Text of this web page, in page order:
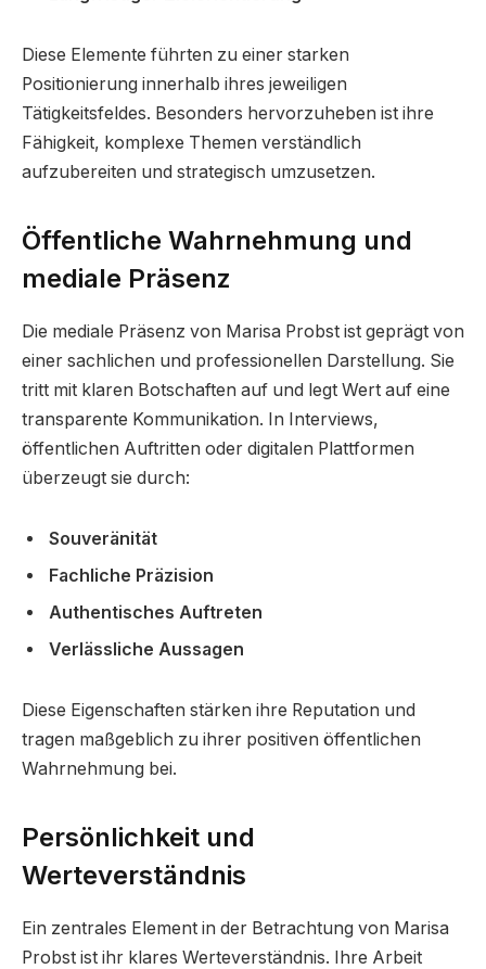
Diese Elemente führten zu einer starken
Positionierung innerhalb ihres jeweiligen
Tätigkeitsfeldes. Besonders hervorzuheben ist ihre
Fähigkeit, komplexe Themen verständlich
aufzubereiten und strategisch umzusetzen.
Öffentliche Wahrnehmung und
mediale Präsenz
Die mediale Präsenz von Marisa Probst ist geprägt von
einer sachlichen und professionellen Darstellung. Sie
tritt mit klaren Botschaften auf und legt Wert auf eine
transparente Kommunikation. In Interviews,
öffentlichen Auftritten oder digitalen Plattformen
überzeugt sie durch:
Souveränität
Fachliche Präzision
Authentisches Auftreten
Verlässliche Aussagen
Diese Eigenschaften stärken ihre Reputation und
tragen maßgeblich zu ihrer positiven öffentlichen
Wahrnehmung bei.
Persönlichkeit und
Werteverständnis
Ein zentrales Element in der Betrachtung von Marisa
Probst ist ihr klares Werteverständnis. Ihre Arbeit